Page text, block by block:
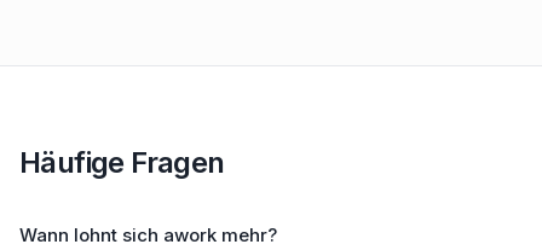
Häufige Fragen
Wann lohnt sich awork mehr?